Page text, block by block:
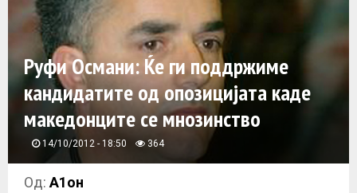
M
A
R
M
Руфи Османи: Ќе ги поддржиме
кандидатите од опозицијата каде
македонците се мнозинство
14/10/2012 - 18:50 364
Од:А1он